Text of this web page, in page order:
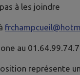
à les joindre
au
représente